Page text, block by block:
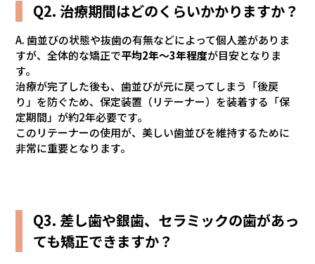
Q2. 治療期間はどのくらいかかりますか？
A. 歯並びの状態や抜歯の有無などによって個人差がありま
すが、全体的な矯正で平均2年～3年程度が目安となりま
す。
治療が完了した後も、歯並びが元に戻ってしまう「後戻
り」を防ぐため、保定装置（リテーナー）を装着する「保
定期間」が約2年必要です。
このリテーナーの使用が、美しい歯並びを維持するために
非常に重要となります。
Q3. 差し歯や銀歯、セラミックの歯があっ
ても矯正できますか？